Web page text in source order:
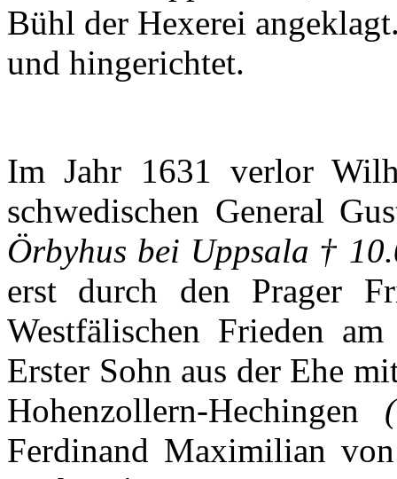
Bühl der Hexerei angeklagt
und hingerichtet.
Im Jahr 1631 verlor
schwedischen General
Örbyhus bei Uppsala †
erst durch den Prager
Westfälischen Frieden
Erster Sohn aus der Ehe
Hohenzollern-Hechingen
Ferdinand Maximilian